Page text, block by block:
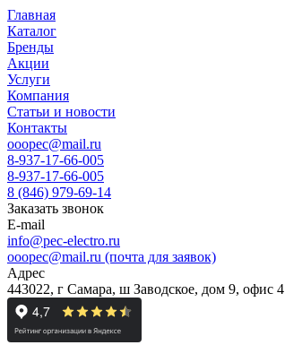
Главная
Каталог
Бренды
Акции
Услуги
Компания
Статьи и новости
Контакты
ooopec@mail.ru
8-937-17-66-005
8-937-17-66-005
8 (846) 979-69-14
Заказать звонок
E-mail
info@pec-electro.ru
ooopec@mail.ru (почта для заявок)
Адрес
443022, г Самара, ш Заводское, дом 9, офис 4